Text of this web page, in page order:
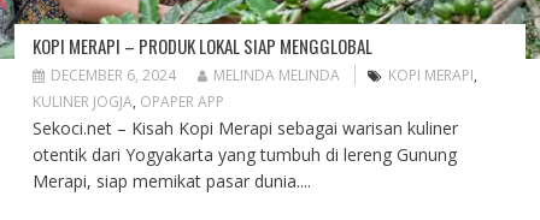
KOPI MERAPI – PRODUK LOKAL SIAP MENGGLOBAL
DECEMBER 6, 2024 MELINDA MELINDA KOPI MERAPI,
KULINER JOGJA, OPAPER APP
Sekoci.net – Kisah Kopi Merapi sebagai warisan kuliner
otentik dari Yogyakarta yang tumbuh di lereng Gunung
Merapi, siap memikat pasar dunia....